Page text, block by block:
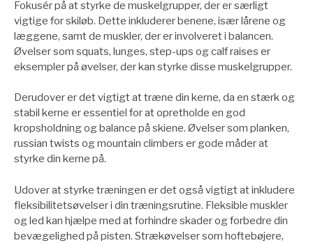
Fokusér på at styrke de muskelgrupper, der er særligt
vigtige for skiløb. Dette inkluderer benene, især lårene og
læggene, samt de muskler, der er involveret i balancen.
Øvelser som squats, lunges, step-ups og calf raises er
eksempler på øvelser, der kan styrke disse muskelgrupper.
Derudover er det vigtigt at træne din kerne, da en stærk og
stabil kerne er essentiel for at opretholde en god
kropsholdning og balance på skiene. Øvelser som planken,
russian twists og mountain climbers er gode måder at
styrke din kerne på.
Udover at styrke træningen er det også vigtigt at inkludere
fleksibilitetsøvelser i din træningsrutine. Fleksible muskler
og led kan hjælpe med at forhindre skader og forbedre din
bevægelighed på pisten. Strækøvelser som hoftebøjere,